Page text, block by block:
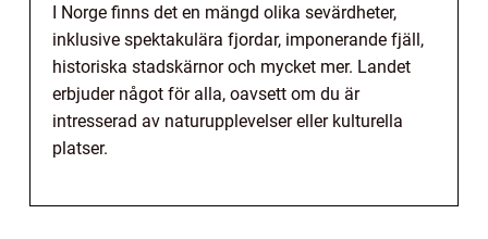
I Norge finns det en mängd olika sevärdheter,
inklusive spektakulära fjordar, imponerande fjäll,
historiska stadskärnor och mycket mer. Landet
erbjuder något för alla, oavsett om du är
intresserad av naturupplevelser eller kulturella
platser.